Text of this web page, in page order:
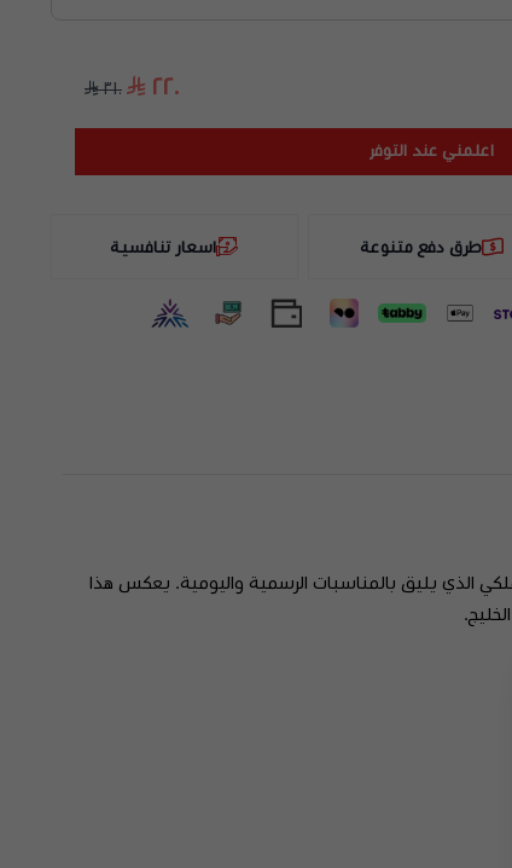
٢٢٠ ٣١٠
اعلمني عند التوفر
طرق دفع متنوعة اسعار تنافسية
الذي يليق بالمناسبات الرسمية واليومية. يعكس هذا